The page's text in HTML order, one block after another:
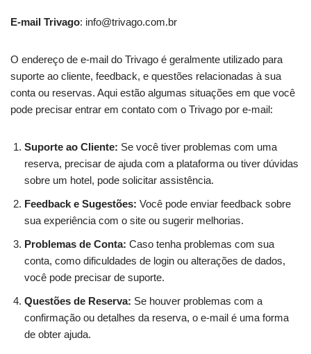
E-mail Trivago: info@trivago.com.br
O endereço de e-mail do Trivago é geralmente utilizado para
suporte ao cliente, feedback, e questões relacionadas à sua
conta ou reservas. Aqui estão algumas situações em que você
pode precisar entrar em contato com o Trivago por e-mail:
Suporte ao Cliente: Se você tiver problemas com uma
reserva, precisar de ajuda com a plataforma ou tiver dúvidas
sobre um hotel, pode solicitar assistência.
Feedback e Sugestões: Você pode enviar feedback sobre
sua experiência com o site ou sugerir melhorias.
Problemas de Conta: Caso tenha problemas com sua
conta, como dificuldades de login ou alterações de dados,
você pode precisar de suporte.
Questões de Reserva: Se houver problemas com a
confirmação ou detalhes da reserva, o e-mail é uma forma
de obter ajuda.